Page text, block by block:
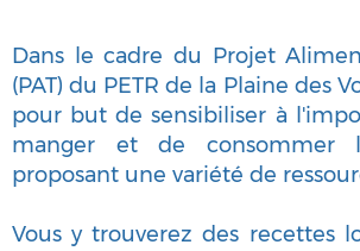
Dans le cadre du Projet
(PAT) du PETR de la Plaine des
pour but de sensibiliser à
manger et de consommer
proposant une variété de
Vous y trouverez des recettes